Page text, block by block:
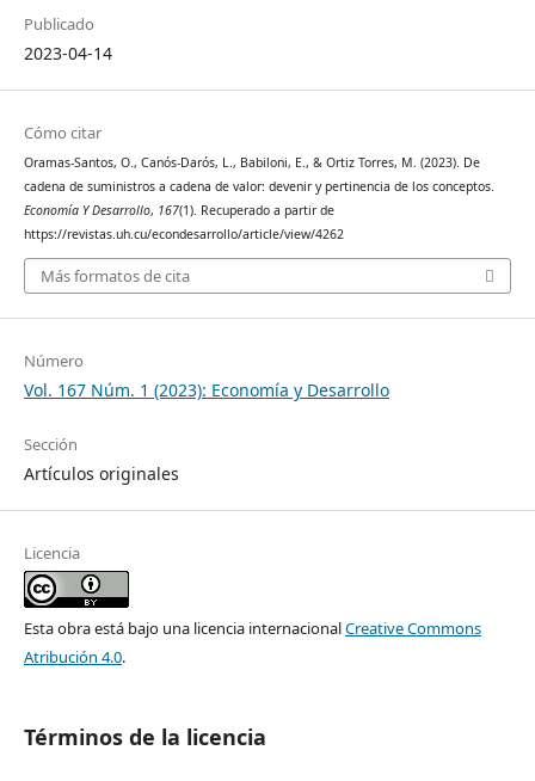
Publicado
2023-04-14
Cómo citar
Oramas-Santos, O., Canós-Darós, L., Babiloni, E., & Ortiz Torres, M. (2023). De
cadena de suministros a cadena de valor: devenir y pertinencia de los conceptos.
Economía Y Desarrollo, 167(1). Recuperado a partir de
https://revistas.uh.cu/econdesarrollo/article/view/4262
Más formatos de cita
Número
Vol. 167 Núm. 1 (2023): Economía y Desarrollo
Sección
Artículos originales
Licencia
Esta obra está bajo una licencia internacionalCreative Commons
Atribución 4.0.
Términos de la licencia